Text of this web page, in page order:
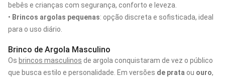
bebês e crianças com segurança, conforto e leveza.
• Brincos argolas pequenas: opção discreta e sofisticada, ideal
para o uso diário.
Brinco de Argola Masculino
Os brincos masculinos de argola conquistaram de vez o público
que busca estilo e personalidade. Em versões de prata ou ouro,